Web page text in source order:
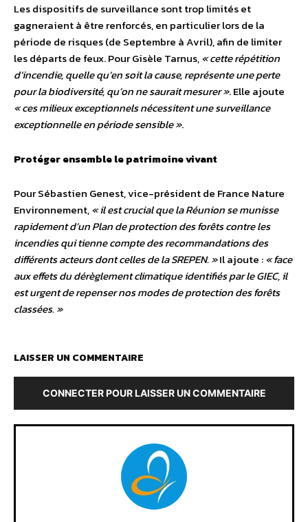
Les dispositifs de surveillance sont trop limités et
gagneraient à être renforcés, en particulier lors de la
période de risques (de Septembre à Avril), afin de limiter
les départs de feux. Pour Gisèle Tarnus,« cette répétition
d’incendie, quelle qu’en soit la cause, représente une perte
pour la biodiversité, qu’on ne saurait mesurer ». Elle ajoute
« ces milieux exceptionnels nécessitent une surveillance
exceptionnelle en période sensible ».
Protéger ensemble le patrimoine vivant
Pour Sébastien Genest, vice-président de France Nature
Environnement,« il est crucial que la Réunion se munisse
rapidement d’un Plan de protection des forêts contre les
incendies qui tienne compte des recommandations des
différents acteurs dont celles de la SREPEN. »Il ajoute :« face
aux effets du dérèglement climatique identifiés par le GIEC, il
est urgent de repenser nos modes de protection des forêts
classées. »
LAISSER UN COMMENTAIRE
CONNECTER POUR LAISSER UN COMMENTAIRE